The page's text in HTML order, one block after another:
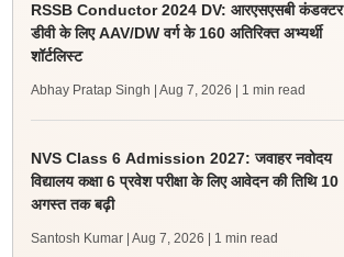
RSSB Conductor 2024 DV: आरएसएसबी कंडक्टर
डीवी के लिए AAV/DW वर्ग के 160 अतिरिक्त अभ्यर्थी
शॉर्टलिस्ट
Abhay Pratap Singh | Aug 7, 2026 | 1 min read
NVS Class 6 Admission 2027: जवाहर नवोदय
विद्यालय कक्षा 6 प्रवेश परीक्षा के लिए आवेदन की तिथि 10
अगस्त तक बढ़ी
Santosh Kumar | Aug 7, 2026 | 1 min read